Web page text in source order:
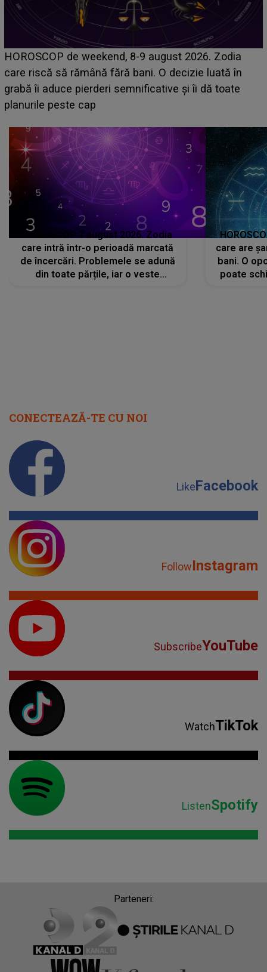
Emanuel a ținut ACEST DETALIU ASCUNS până
acum! În fața Alexandrei, concurentul din Casa Iubirii
face o MĂRTURISIRE NEAȘTEPTATĂ despre mama
sa: "I-am spus și ei în față, eu nu te iubesc pentru
HOROSCOP 7 august 2026. Zodia
care intră într-o perioadă marcată
de încercări. Problemele se adună
din toate părțile, iar o veste
care are
bani. O
poate
CONECTEAZĂ-TE CU NOI
LikeFacebook
FollowInstagram
SubscribeYouTube
WatchTikTok
ListenSpotify
Parteneri: